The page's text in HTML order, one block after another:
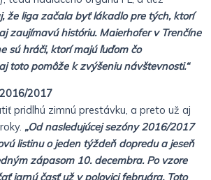
že liga začala byť lákadlo pre tých, ktorí
zaujímavú históriu. Maierhofer v Trenčíne
sú hráči, ktorí majú ľuďom čo
toto pomôže k zvýšeniu návštevnosti.“
2016/2017
pridlhú zimnú prestávku, a preto už aj
„Od nasledujúcej sezóny2016/2017
listinu o jeden týždeň dopredu a jeseň
zápasom 10. decembra. Po vzore
jarnú časť už vpolovici februára. Toto